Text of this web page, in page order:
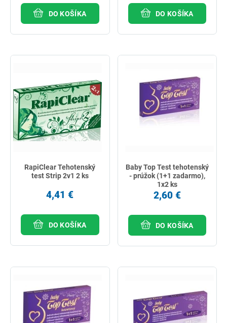
DO KOŠÍKA DO KOŠÍKA
RapiClear Tehotenský
test Strip 2v1 2 ks
4,41 €
DO KOŠÍKA
Baby Top Test tehotenský
- prúžok (1+1 zadarmo),
1x2 ks
2,60 €
DO KOŠÍKA